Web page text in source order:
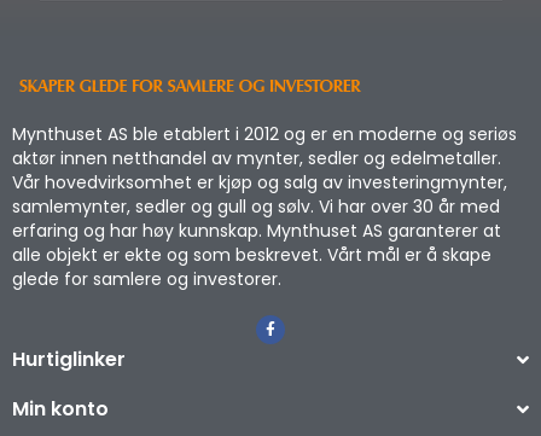
Mynthuset AS ble etablert i 2012 og er en moderne og seriøs
aktør innen netthandel av mynter, sedler og edelmetaller.
Vår hovedvirksomhet er kjøp og salg av investeringmynter,
samlemynter, sedler og gull og sølv. Vi har over 30 år med
erfaring og har høy kunnskap. Mynthuset AS garanterer at
alle objekt er ekte og som beskrevet. Vårt mål er å skape
glede for samlere og investorer.
Hurtiglinker
Min konto